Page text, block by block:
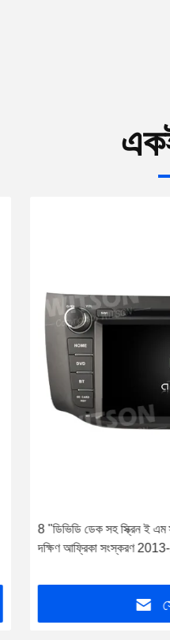
8 "ডিভিডি ডেক সহ স্ক্রিন ই এম
দক্ষিণ আফ্রিকা সংস্করণ